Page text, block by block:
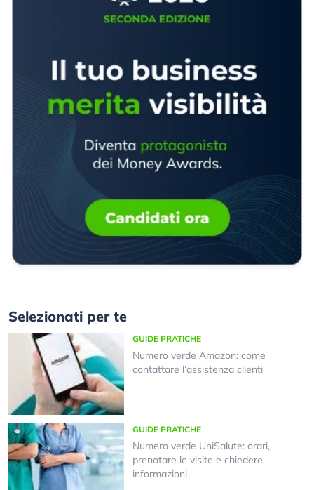
Selezionati per te
GUIDE PRATICHE
Numero verde Amazon: come
contattare l’assistenza clienti
GUIDE PRATICHE
Numero verde UniSalute: orari,
prenotare le visite e chiedere
informazioni